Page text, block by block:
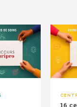
RETOUR HAUT DE PAGE